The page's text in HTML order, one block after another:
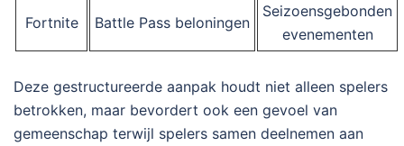
Fortnite Battle Pass beloningen
Seizoensgebonden
evenementen
Deze gestructureerde aanpak houdt niet alleen spelers
betrokken, maar bevordert ook een gevoel van
gemeenschap terwijl spelers samen deelnemen aan